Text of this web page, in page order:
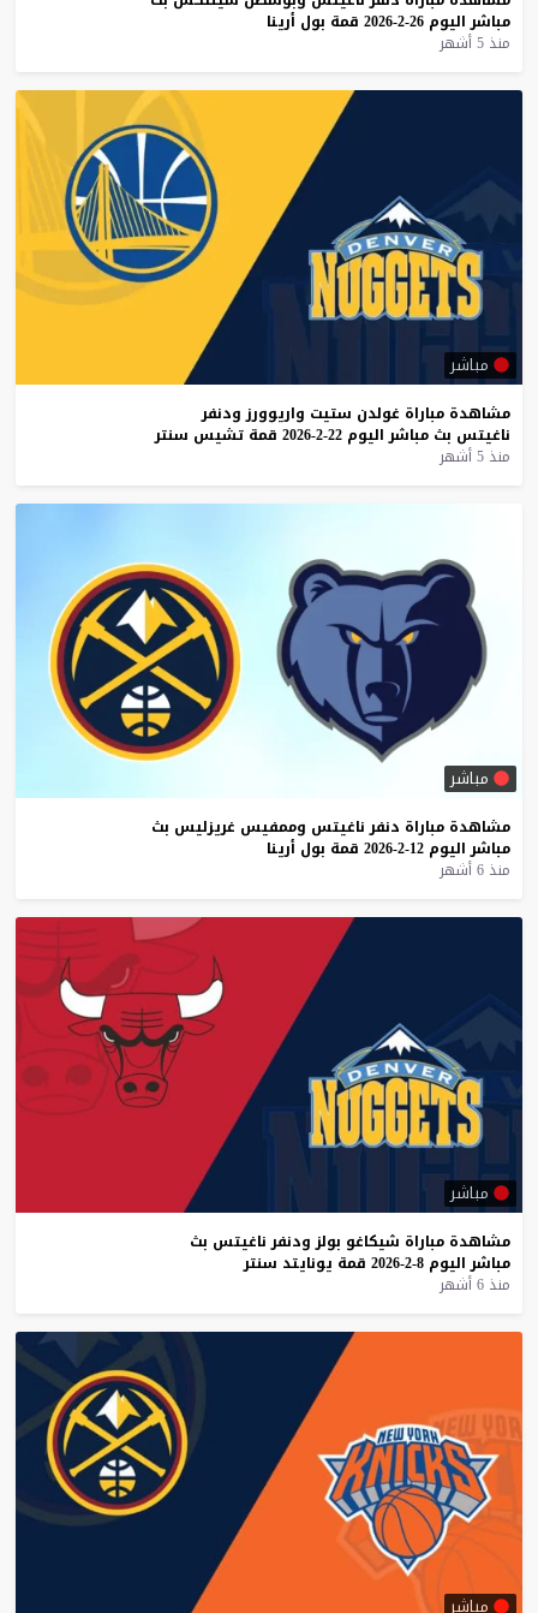
مباشر اليوم 26-2-2026 قمة بول أرينا
منذ 5 أشهر
مباشر
مشاهدة مباراة غولدن ستيت واريوورز ودنفر
ناغيتس بث مباشر اليوم 22-2-2026 قمة تشيس سنتر
منذ 5 أشهر
مباشر
مشاهدة مباراة دنفر ناغيتس وممفيس غريزليس بث
مباشر اليوم 12-2-2026 قمة بول أرينا
منذ 6 أشهر
مباشر
مشاهدة مباراة شيكاغو بولز ودنفر ناغيتس بث
مباشر اليوم 8-2-2026 قمة يونايتد سنتر
منذ 6 أشهر
مباشر